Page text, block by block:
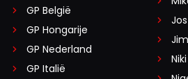
GP België
GP Hongarije
GP Nederland
GP Italië